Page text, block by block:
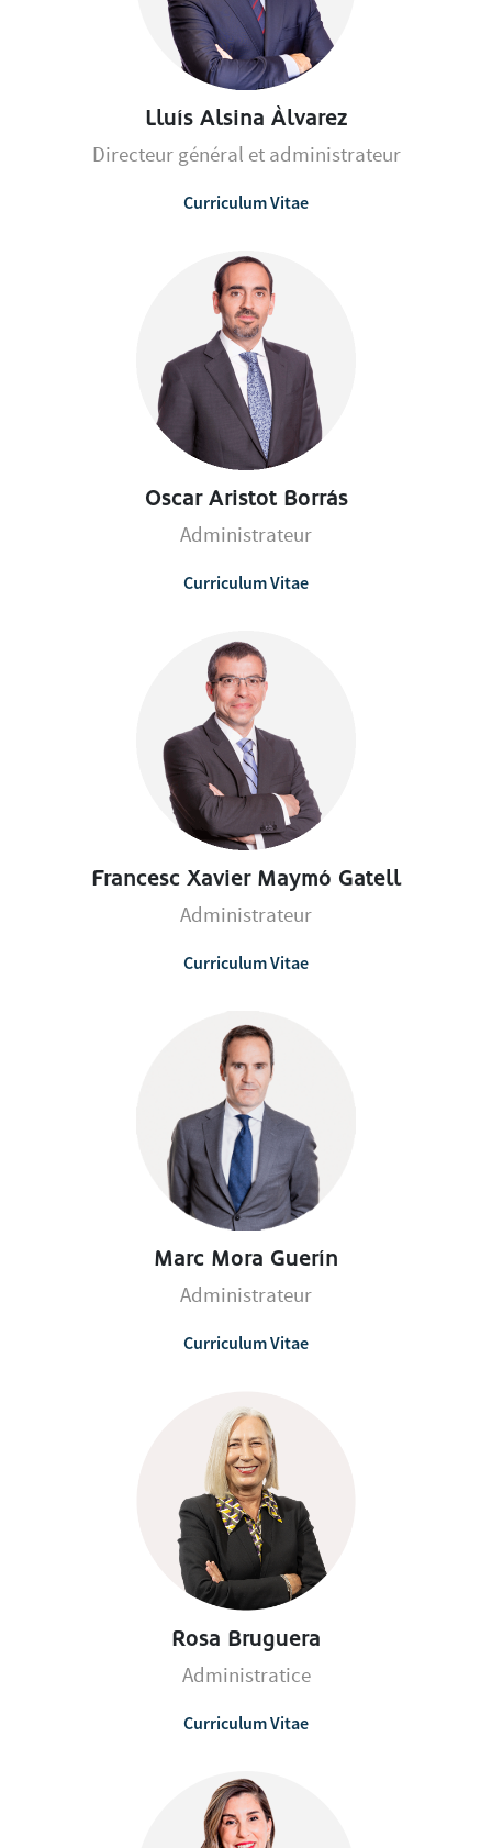
Lluís Alsina Àlvarez
Directeur général et administrateur
Curriculum Vitae
Oscar Aristot Borrás
Administrateur
Curriculum Vitae
Francesc Xavier Maymó Gatell
Administrateur
Curriculum Vitae
Marc Mora Guerín
Administrateur
Curriculum Vitae
Rosa Bruguera
Administratice
Curriculum Vitae